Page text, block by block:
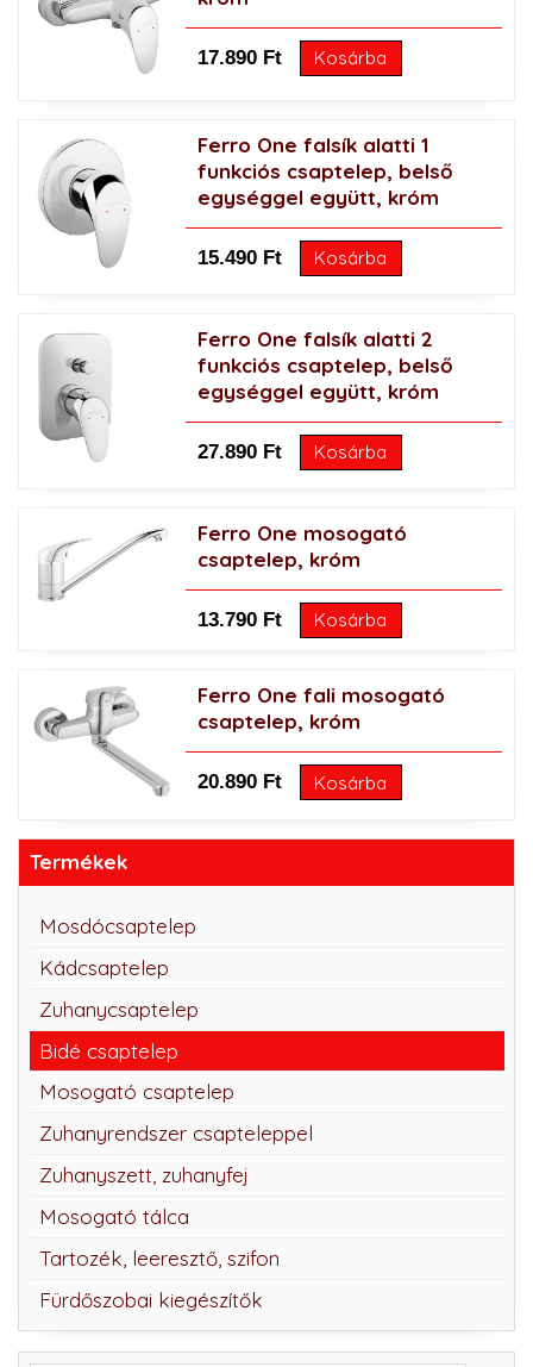
17.890 Ft Kosárba
Ferro One falsík alatti 1
funkciós csaptelep, belső
egységgel együtt, króm
15.490 Ft Kosárba
Ferro One falsík alatti 2
funkciós csaptelep, belső
egységgel együtt, króm
27.890 Ft Kosárba
Ferro One mosogató
csaptelep, króm
13.790 Ft Kosárba
Ferro One fali mosogató
csaptelep, króm
20.890 Ft Kosárba
Termékek
Mosdócsaptelep
Kádcsaptelep
Zuhanycsaptelep
Bidé csaptelep
Mosogató csaptelep
Zuhanyrendszer csapteleppel
Zuhanyszett, zuhanyfej
Mosogató tálca
Tartozék, leeresztő, szifon
Fürdőszobai kiegészítők